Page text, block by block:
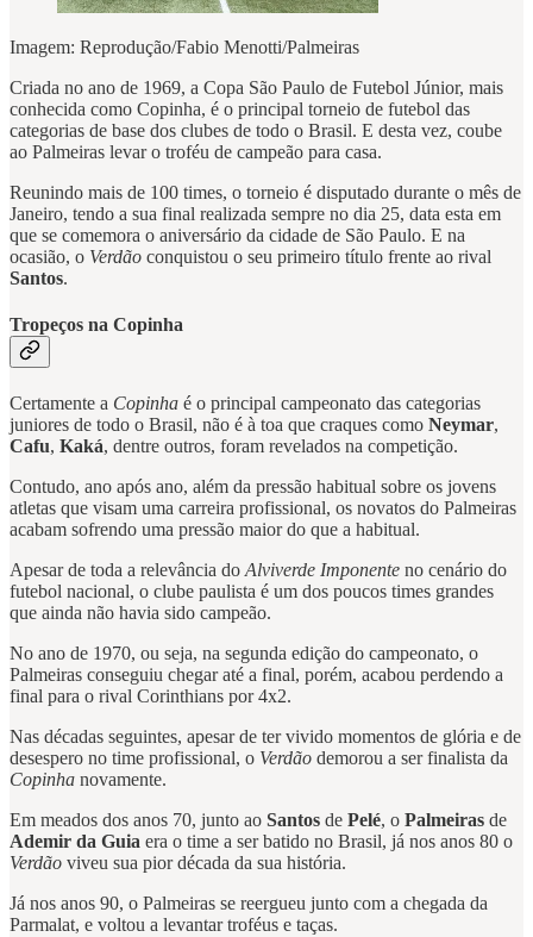
Imagem: Reprodução/Fabio Menotti/Palmeiras
Criada no ano de 1969, a Copa São Paulo de Futebol Júnior, mais
conhecida como Copinha, é o principal torneio de futebol das
categorias de base dos clubes de todo o Brasil. E desta vez, coube
ao Palmeiras levar o troféu de campeão para casa.
Reunindo mais de 100 times, o torneio é disputado durante o mês de
Janeiro, tendo a sua final realizada sempre no dia 25, data esta em
que se comemora o aniversário da cidade de São Paulo. E na
ocasião, o Verdão conquistou o seu primeiro título frente ao rival
Santos.
Tropeços na Copinha
Certamente a Copinha é o principal campeonato das categorias
juniores de todo o Brasil, não é à toa que craques como Neymar,
Cafu, Kaká, dentre outros, foram revelados na competição.
Contudo, ano após ano, além da pressão habitual sobre os jovens
atletas que visam uma carreira profissional, os novatos do Palmeiras
acabam sofrendo uma pressão maior do que a habitual.
Apesar de toda a relevância doAlviverde Imponente no cenário do
futebol nacional, o clube paulista é um dos poucos times grandes
que ainda não havia sido campeão.
No ano de 1970, ou seja, na segunda edição do campeonato, o
Palmeiras conseguiu chegar até a final, porém, acabou perdendo a
final para o rival Corinthians por 4x2.
Nas décadas seguintes, apesar de ter vivido momentos de glória e de
desespero no time profissional, o Verdão demorou a ser finalista da
Copinha novamente.
Em meados dos anos 70, junto ao Santos de Pelé, o Palmeiras de
Ademir da Guia era o time a ser batido no Brasil, já nos anos 80 o
Verdão viveu sua pior década da sua história.
Já nos anos 90, o Palmeiras se reergueu junto com a chegada da
Parmalat, e voltou a levantar troféus e taças.